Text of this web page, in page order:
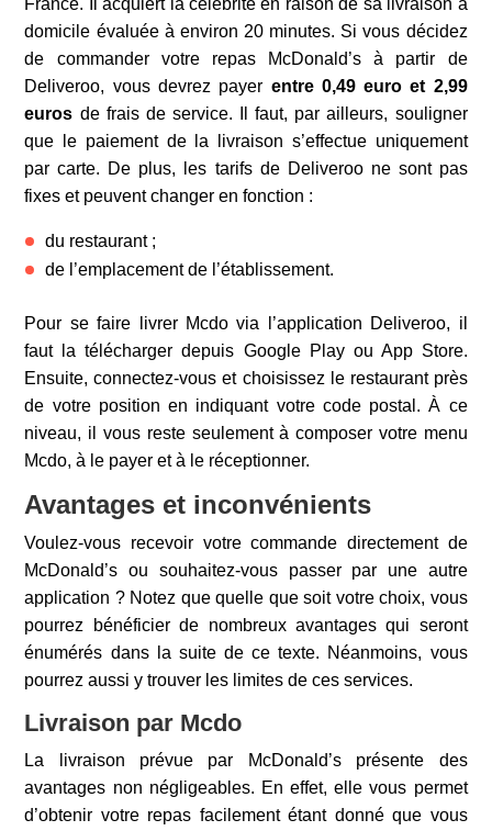
domicile évaluée à environ 20 minutes. Si vous décidez
de commander votre repas McDonald’s à partir de
Deliveroo, vous devrez payer entre 0,49 euro et 2,99
euros de frais de service. Il faut, par ailleurs, souligner
que le paiement de la livraison s’effectue uniquement
par carte. De plus, les tarifs de Deliveroo ne sont pas
fixes et peuvent changer en fonction :
du restaurant ;
de l’emplacement de l’établissement.
Pour se faire livrer Mcdo via l’application Deliveroo, il
faut la télécharger depuis Google Play ou App Store.
Ensuite, connectez-vous et choisissez le restaurant près
de votre position en indiquant votre code postal. À ce
niveau, il vous reste seulement à composer votre menu
Mcdo, à le payer et à le réceptionner.
Avantages et inconvénients
Voulez-vous recevoir votre commande directement de
McDonald’s ou souhaitez-vous passer par une autre
application ? Notez que quelle que soit votre choix, vous
pourrez bénéficier de nombreux avantages qui seront
énumérés dans la suite de ce texte. Néanmoins, vous
pourrez aussi y trouver les limites de ces services.
Livraison par Mcdo
La livraison prévue par McDonald’s présente des
avantages non négligeables. En effet, elle vous permet
d’obtenir votre repas facilement étant donné que vous